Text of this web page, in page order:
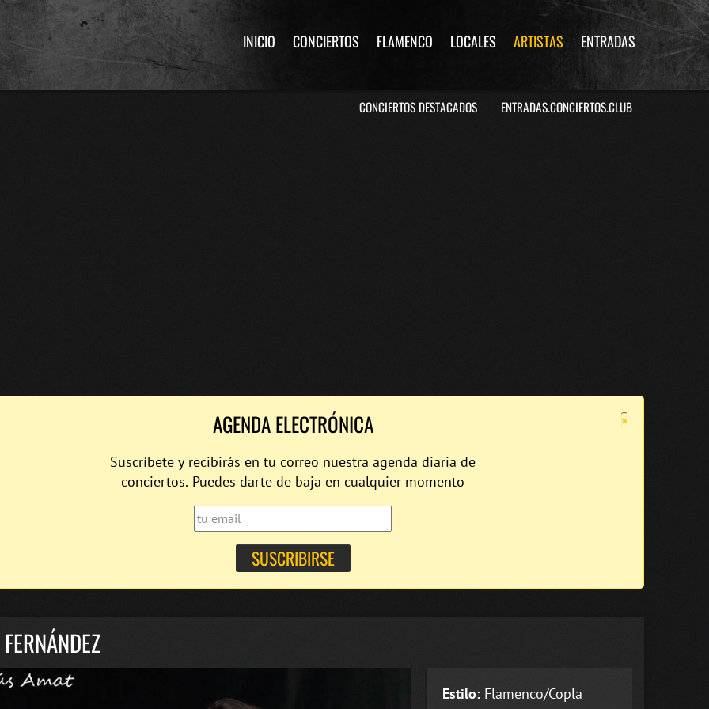
INICIO CONCIERTOS FLAMENCO LOCALES ARTISTAS ENTRADAS
CONCIERTOS DESTACADOS ENTRADAS.CONCIERTOS.CLUB
×
AGENDA ELECTRÓNICA
Suscríbete y recibirás en tu correo nuestra agenda diaria de
conciertos. Puedes darte de baja en cualquier momento
Estilo: Flamenco/Copla